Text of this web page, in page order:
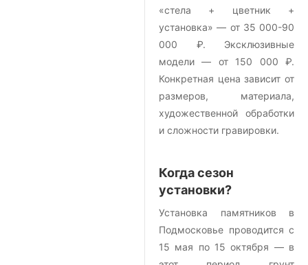
«стела + цветник +
установка» — от 35 000-90
000 ₽. Эксклюзивные
модели — от 150 000 ₽.
Конкретная цена зависит от
размеров, материала,
художественной обработки
и сложности гравировки.
Когда сезон
установки?
Установка памятников в
Подмосковье проводится с
15 мая по 15 октября — в